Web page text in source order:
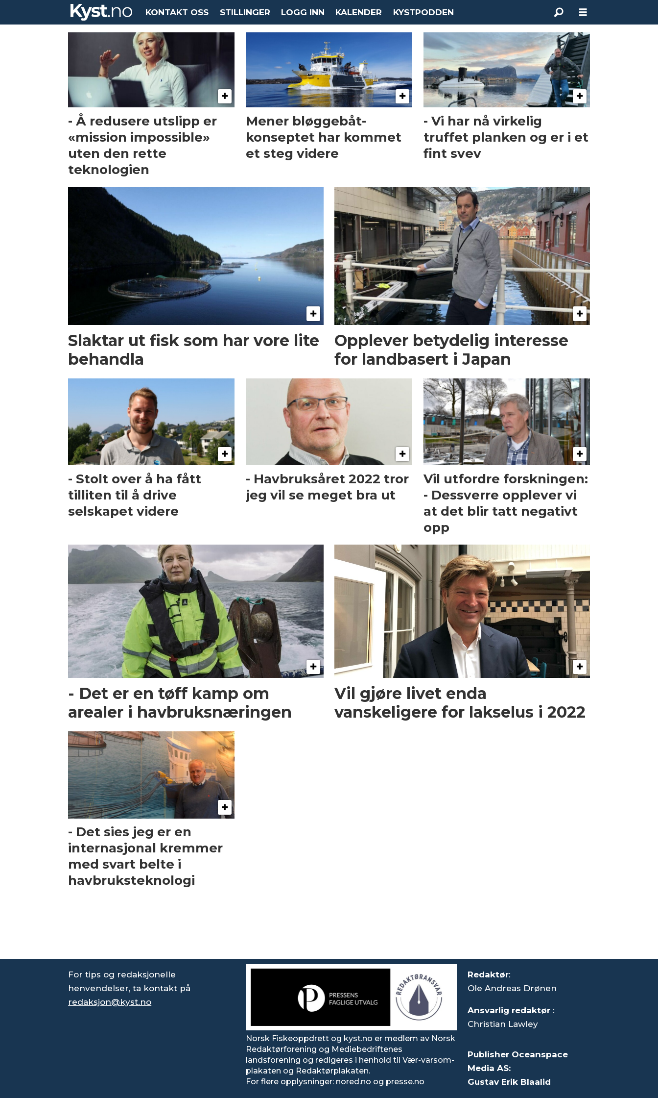
KONTAKT OSS STILLINGER LOGG INN KALENDER KYSTPODDEN
juleintervju
- Å redusere utslipp er
«mission impossible»
uten den rette
teknologien
Mener bløggebåt-
konseptet har kommet
et steg videre
- Vi har nå virkelig
truffet planken og er i et
fint svev
Slaktar ut fisk som har vore lite
behandla
Opplever betydelig interesse
for landbasert i Japan
- Stolt over å ha fått
tilliten til å drive
selskapet videre
- Havbruksåret 2022 tror
jeg vil se meget bra ut
Vil utfordre forskningen:
- Dessverre opplever vi
at det blir tatt negativt
opp
- Det er en tøff kamp om
arealer i havbruksnæringen
Vil gjøre livet enda
vanskeligere for lakselus i 2022
- Det sies jeg er en
internasjonal kremmer
med svart belte i
havbruksteknologi
For tips og redaksjonelle
henvendelser, ta kontakt på
redaksjon@kyst.no
Norsk Fiskeoppdrett og kyst.no er medlem av Norsk
Redaktørforening og Mediebedriftenes
landsforening og redigeres i henhold til Vær-varsom-
plakaten og Redaktørplakaten.
For flere opplysninger: nored.no og presse.no
Redaktør:
Ole Andreas Drønen
Ansvarlig redaktør :
Christian Lawley
Publisher Oceanspace
Media AS:
Gustav Erik Blaalid